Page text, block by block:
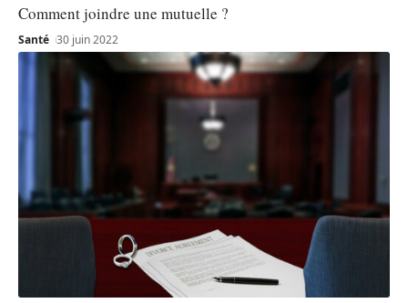
Comment joindre une mutuelle ?
Santé 30 juin 2022